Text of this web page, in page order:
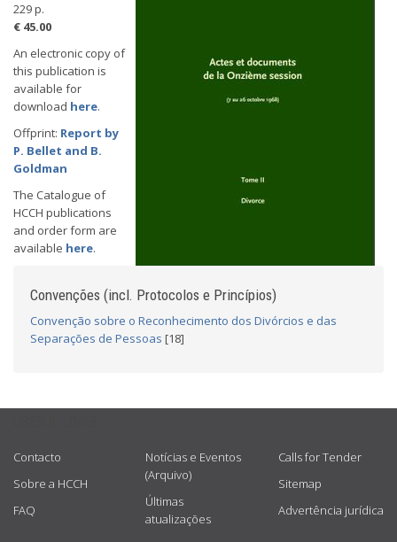
229 p.
€ 45.00
An electronic copy of
this publication is
available for
download here.
Offprint: Report by
P. Bellet and B.
Goldman
The Catalogue of
HCCH publications
and order form are
available here.
Convenções (incl. Protocolos e Princípios)
Convenção sobre o Reconhecimento dos Divórcios e das
Separações de Pessoas [18]
Contacto
Sobre a HCCH
FAQ
Notícias e Eventos
(Arquivo)
Últimas
atualizações
Calls for Tender
Sitemap
Advertência jurídica